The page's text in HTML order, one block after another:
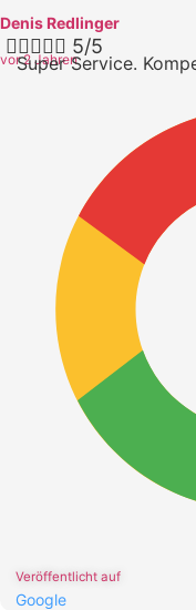
Denis Redlinger
vor 2 Jahren
 5/5
Super Service.
Veröffentlicht auf
Google